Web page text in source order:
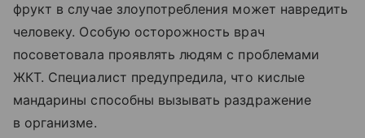
фрукт в случае злоупотребления может навредить
человеку. Особую осторожность врач
посоветовала проявлять людям с проблемами
ЖКТ. Специалист предупредила, что кислые
мандарины способны вызывать раздражение
в организме.